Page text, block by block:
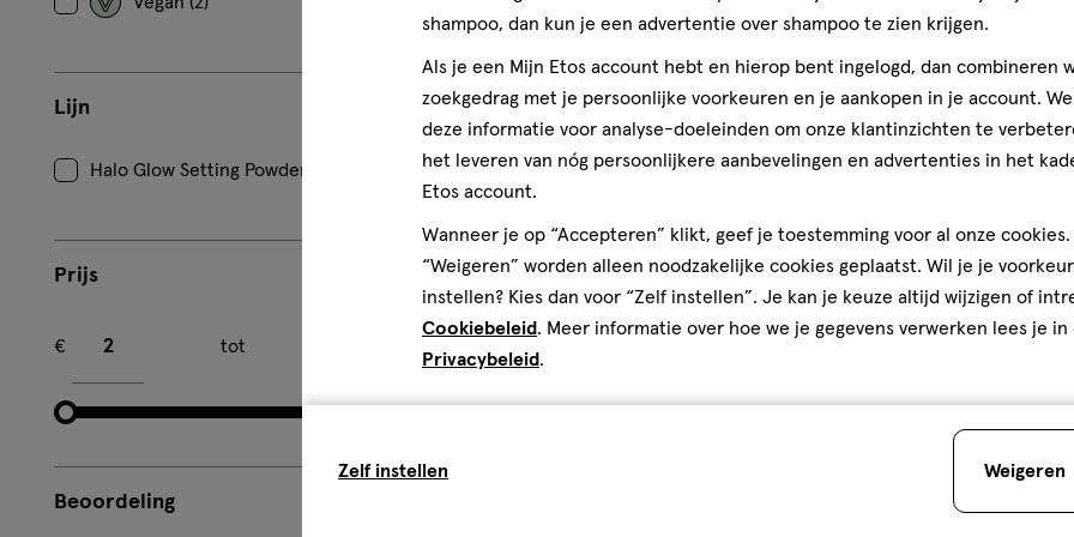
Lijn
Halo Glow Setting Powder (2)
Prijs
€
tot
Beoordeling
2.99
verhoog aantal met één , Bijna uitverkocht! Er
Gratisbezorging vanaf €35 Gratisretour binnen 30
5
shampoo, dan kun je een advertentie over shampoo te zien krijgen.
Als je een Mijn Etos account hebt en hierop bent ingelogd, dan combineren
zoekgedrag met je persoonlijke voorkeuren en je aankopen in je account.
deze informatie voor analyse-doeleinden om onze klantinzichten te
het leveren van nóg persoonlijkere aanbevelingen en advertenties in het
Etos account.
Wanneer je op “Accepteren” klikt, geef je toestemming voor al onze cookies.
“Weigeren” worden alleen noodzakelijke cookies geplaatst. Wil je je
instellen? Kies dan voor “Zelf instellen”. Je kan je keuze altijd wijzigen of
Cookiebeleid. Meer informatie over hoe we je gegevens verwerken lees je in
Privacybeleid.
Zelf instellen Weigeren